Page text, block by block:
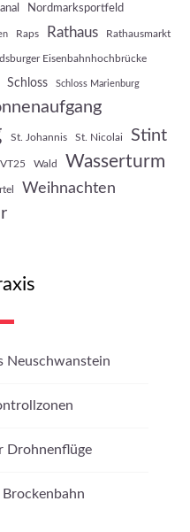
Nordmarksportfeld
Raps Rathaus Rathausmarkt
Eisenbahnhochbrücke
Schloss Schloss Marienburg
St. Johannis St. Nicolai Stint
VT25 Wald Wasserturm
Weihnachten
Neuschwanstein
Drohnenflüge